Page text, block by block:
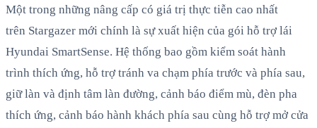
Một trong những nâng cấp có giá trị thực tiễn cao nhất
trên Stargazer mới chính là sự xuất hiện của gói hỗ trợ lái
Hyundai SmartSense. Hệ thống bao gồm kiểm soát hành
trình thích ứng, hỗ trợ tránh va chạm phía trước và phía sau,
giữ làn và định tâm làn đường, cảnh báo điểm mù, đèn pha
thích ứng, cảnh báo hành khách phía sau cùng hỗ trợ mở cửa